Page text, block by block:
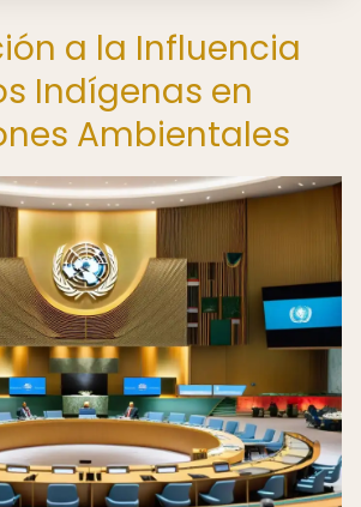
a la Influencia
Indígenas en
Ambientales